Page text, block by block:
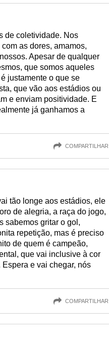
de coletividade. Nos
as dores, amamos,
Apesar de qualquer
que somos aqueles
justamente o que se
que vão aos estádios ou
e enviam positividade. E
já ganhamos a
COMPARTILHAR
tão longe aos estádios, ele
de alegria, a raça do jogo,
sabemos gritar o gol,
repetição, mas é preciso
de quem é campeão,
que vai inclusive à cor
e vai chegar, nós
COMPARTILHAR